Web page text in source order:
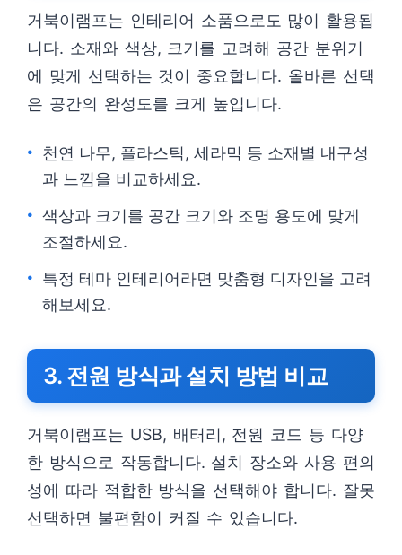
거북이램프는 인테리어 소품으로도 많이 활용됩
니다. 소재와 색상, 크기를 고려해 공간 분위기
에 맞게 선택하는 것이 중요합니다. 올바른 선택
은 공간의 완성도를 크게 높입니다.
천연 나무, 플라스틱, 세라믹 등 소재별 내구성
과 느낌을 비교하세요.
색상과 크기를 공간 크기와 조명 용도에 맞게
조절하세요.
특정 테마 인테리어라면 맞춤형 디자인을 고려
해보세요.
3. 전원 방식과 설치 방법 비교
거북이램프는 USB, 배터리, 전원 코드 등 다양
한 방식으로 작동합니다. 설치 장소와 사용 편의
성에 따라 적합한 방식을 선택해야 합니다. 잘못
선택하면 불편함이 커질 수 있습니다.